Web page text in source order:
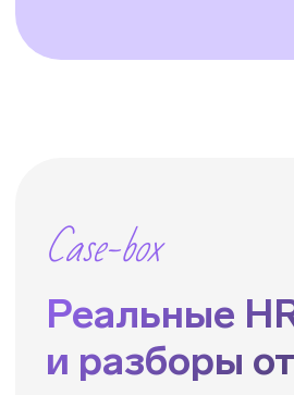
— Оставляйте заявку!
Оставить заявку